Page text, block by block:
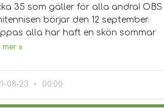
35 som gäller för alla andra! OBS
börjar den 12 september.
alla har haft en skön sommar
mer »
08-23 00:00